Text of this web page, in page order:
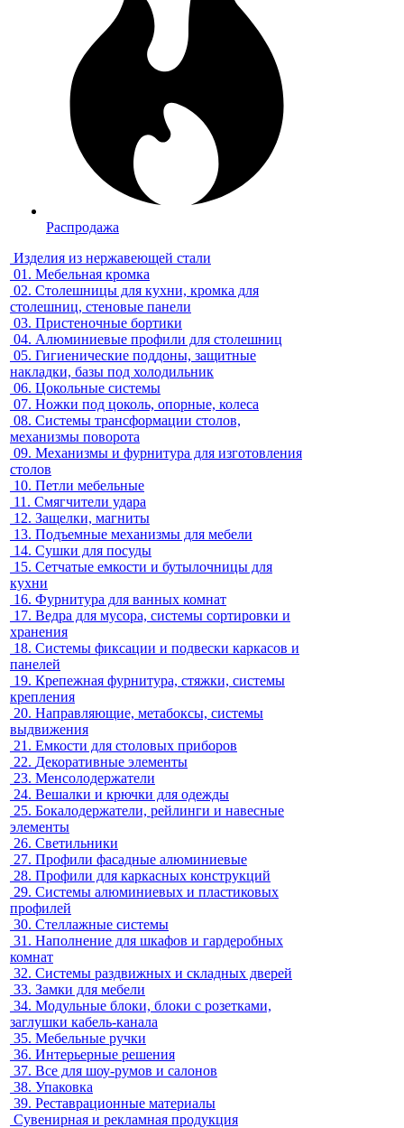
Распродажа
Изделия из нержавеющей стали
01. Мебельная кромка
02. Столешницы для кухни, кромка для
столешниц, стеновые панели
03. Пристеночные бортики
04. Алюминиевые профили для столешниц
05. Гигиенические поддоны, защитные
накладки, базы под холодильник
06. Цокольные системы
07. Ножки под цоколь, опорные, колеса
08. Системы трансформации столов,
механизмы поворота
09. Механизмы и фурнитура для изготовления
столов
10. Петли мебельные
11. Смягчители удара
12. Защелки, магниты
13. Подъемные механизмы для мебели
14. Сушки для посуды
15. Сетчатые емкости и бутылочницы для
кухни
16. Фурнитура для ванных комнат
17. Ведра для мусора, системы сортировки и
хранения
18. Системы фиксации и подвески каркасов и
панелей
19. Крепежная фурнитура, стяжки, системы
крепления
20. Направляющие, метабоксы, системы
выдвижения
21. Емкости для столовых приборов
22. Декоративные элементы
23. Менсолодержатели
24. Вешалки и крючки для одежды
25. Бокалодержатели, рейлинги и навесные
элементы
26. Светильники
27. Профили фасадные алюминиевые
28. Профили для каркасных конструкций
29. Системы алюминиевых и пластиковых
профилей
30. Стеллажные системы
31. Наполнение для шкафов и гардеробных
комнат
32. Системы раздвижных и складных дверей
33. Замки для мебели
34. Модульные блоки, блоки с розетками,
заглушки кабель-канала
35. Мебельные ручки
36. Интерьерные решения
37. Все для шоу-румов и салонов
38. Упаковка
39. Реставрационные материалы
Сувенирная и рекламная продукция